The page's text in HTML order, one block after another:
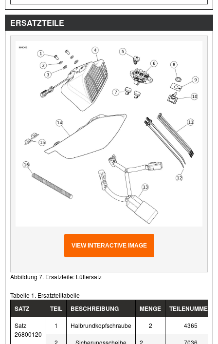
ERSATZTEILE
VIEW INTERACTIVE IMAGE
Abbildung 7. Ersatzteile: Lüftersatz
Tabelle 1. Ersatzteiltabelle
SATZ TEIL BESCHREIBUNG MENGE TEILENUMMER
Satz
26800120
1 Halbrundkopfschraube 2 4365
2 Sicherungsscheibe 2 7036